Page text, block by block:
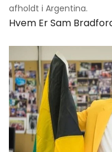
afholdt i Argentina.
Hvem Er Sam